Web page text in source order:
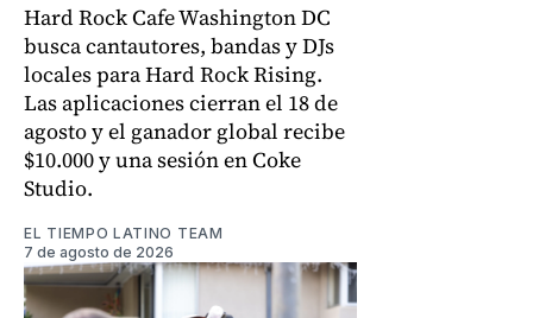
Hard Rock Cafe Washington DC
busca cantautores, bandas y DJs
locales para Hard Rock Rising.
Las aplicaciones cierran el 18 de
agosto y el ganador global recibe
$10.000 y una sesión en Coke
Studio.
EL TIEMPO LATINO TEAM
7 de agosto de 2026